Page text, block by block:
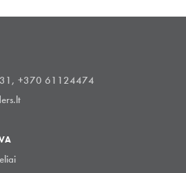
+370 61124474